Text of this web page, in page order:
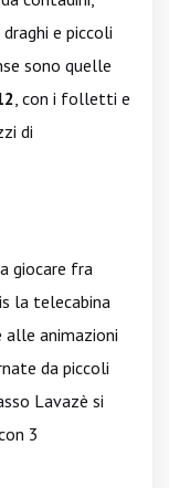
e piccoli
sono quelle
, con i folletti e
di
giocare fra
la telecabina
alle animazioni
da piccoli
Lavazè si
3